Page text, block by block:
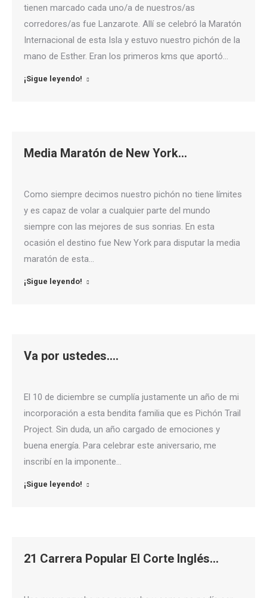
tienen marcado cada uno/a de nuestros/as
corredores/as fue Lanzarote. Allí se celebró la Maratón
Internacional de esta Isla y estuvo nuestro pichón de la
mano de Esther. Eran los primeros kms que aportó…
¡Sigue leyendo!
Media Maratón de New York…
Como siempre decimos nuestro pichón no tiene límites
y es capaz de volar a cualquier parte del mundo
siempre con las mejores de sus sonrias. En esta
ocasión el destino fue New York para disputar la media
maratón de esta…
¡Sigue leyendo!
Va por ustedes….
El 10 de diciembre se cumplía justamente un año de mi
incorporación a esta bendita familia que es Pichón Trail
Project. Sin duda, un año cargado de emociones y
buena energía. Para celebrar este aniversario, me
inscribí en la imponente…
¡Sigue leyendo!
21 Carrera Popular El Corte Inglés…